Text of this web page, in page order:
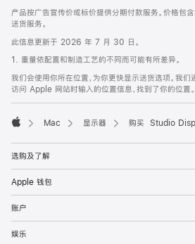
产品按广告宣传价或标价提供分期付款服务。价格包
送货服务。
此信息更新于 2026 年 7 月 30 日。
1. 重量依配置和制造工艺的不同而可能有所差异。
我们会使用你所在位置，为你更快显示送货选项。我
访问 Apple 网站时输入的位置信息，找到了你的位置。
Mac 显示器 购买 Studio
选购及了解
Apple 钱包
账户
娱乐